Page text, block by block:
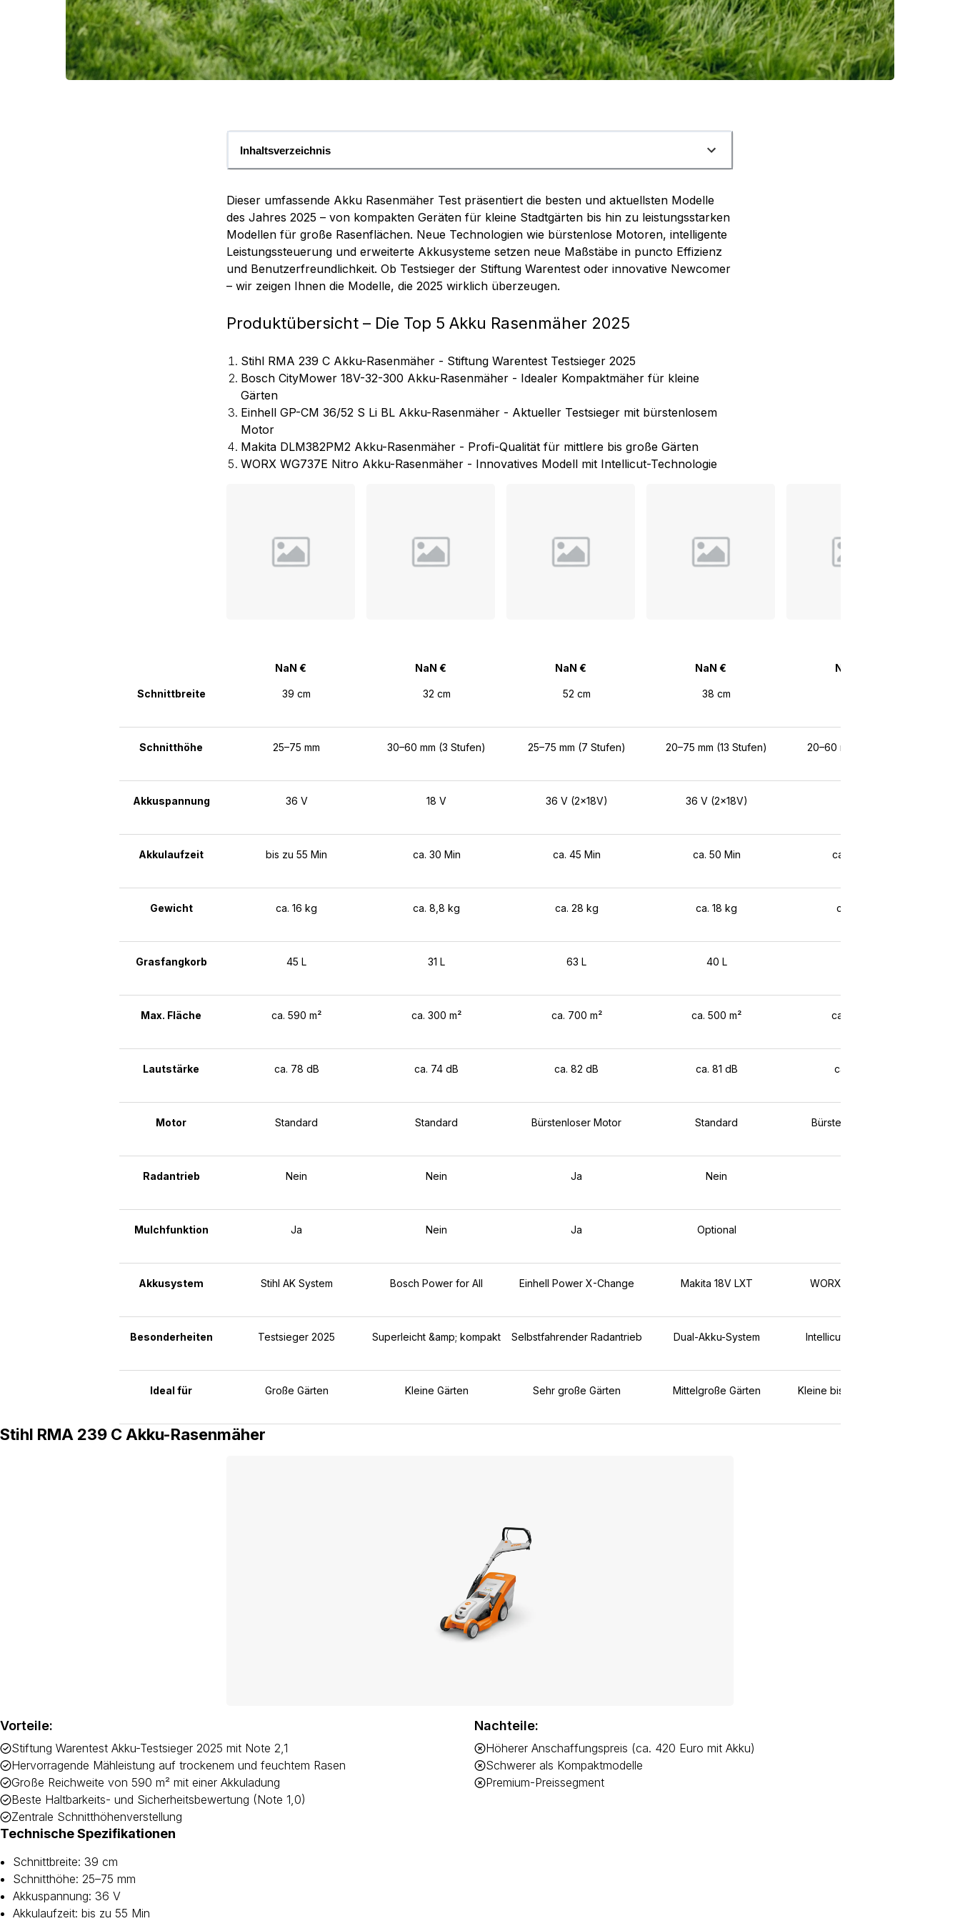
Inhaltsverzeichnis
Dieser umfassende Akku Rasenmäher Test präsentiert die besten und aktuellsten Modelle
des Jahres 2025 – von kompakten Geräten für kleine Stadtgärten bis hin zu leistungsstarken
Modellen für große Rasenflächen. Neue Technologien wie bürstenlose Motoren, intelligente
Leistungssteuerung und erweiterte Akkusysteme setzen neue Maßstäbe in puncto Effizienz
und Benutzerfreundlichkeit. Ob Testsieger der Stiftung Warentest oder innovative Newcomer
– wir zeigen Ihnen die Modelle, die 2025 wirklich überzeugen.
Produktübersicht – Die Top 5 Akku Rasenmäher 2025
Stihl RMA 239 C Akku-Rasenmäher - Stiftung Warentest Testsieger 2025
Bosch CityMower 18V-32-300 Akku-Rasenmäher - Idealer Kompaktmäher für kleine
Gärten
Einhell GP-CM 36/52 S Li BL Akku-Rasenmäher - Aktueller Testsieger mit bürstenlosem
Motor
Makita DLM382PM2 Akku-Rasenmäher - Profi-Qualität für mittlere bis große Gärten
WORX WG737E Nitro Akku-Rasenmäher - Innovatives Modell mit Intellicut-Technologie
Schnittbreite
Schnitthöhe
Akkuspannung
Akkulaufzeit
Gewicht
Grasfangkorb
Max. Fläche
Lautstärke
Motor
Radantrieb
Mulchfunktion
Akkusystem
Besonderheiten
Ideal für
NaN €
39 cm
25–75 mm
36 V
bis zu 55 Min
ca. 16 kg
45 L
ca. 590 m²
ca. 78 dB
Standard
Nein
Ja
Stihl AK System
Testsieger 2025
Große Gärten
NaN €
32 cm
30–60 mm (3 Stufen)
18 V
ca. 30 Min
ca. 8,8 kg
31 L
ca. 300 m²
ca. 74 dB
Standard
Nein
Nein
Bosch Power for All
Superleicht &amp; kompakt
Kleine Gärten
NaN €
52 cm
25–75 mm (7 Stufen)
36 V (2x18V)
ca. 45 Min
ca. 28 kg
63 L
ca. 700 m²
ca. 82 dB
Bürstenloser Motor
Ja
Ja
Einhell Power X-Change
Selbstfahrender Radantrieb
Sehr große Gärten
NaN €
38 cm
20–75 mm (13 Stufen)
36 V (2x18V)
ca. 50 Min
ca. 18 kg
40 L
ca. 500 m²
ca. 81 dB
Standard
Nein
Optional
Makita 18V LXT
Dual-Akku-System
Mittelgroße Gärten
NaN €
20–60 mm (5 Stufen)
ca. 40 Min
ca. 13 kg
ca. 370 m²
ca. 77 dB
Bürstenloser Motor
WORX PowerShare
Intellicut-Technologie
Kleine bis mittlere Gärten
Stihl RMA 239 C Akku-Rasenmäher
Vorteile:
Stiftung Warentest Akku-Testsieger 2025 mit Note 2,1
Hervorragende Mähleistung auf trockenem und feuchtem Rasen
Große Reichweite von 590 m² mit einer Akkuladung
Beste Haltbarkeits- und Sicherheitsbewertung (Note 1,0)
Zentrale Schnitthöhenverstellung
Nachteile:
Höherer Anschaffungspreis (ca. 420 Euro mit Akku)
Schwerer als Kompaktmodelle
Premium-Preissegment
Technische Spezifikationen
Schnittbreite: 39 cm
Schnitthöhe: 25–75 mm
Akkuspannung: 36 V
Akkulaufzeit: bis zu 55 Min